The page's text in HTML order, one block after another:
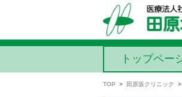
コンテンツに移動
トップペー
TOP > 田原坂クリニック >